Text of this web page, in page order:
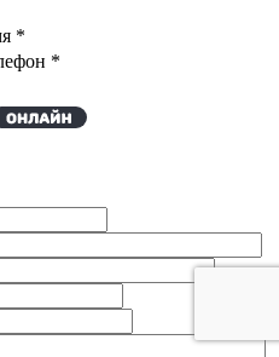
*
*